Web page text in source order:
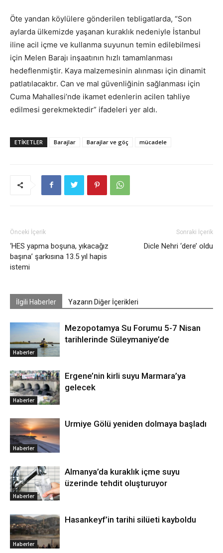
Öte yandan köylülere gönderilen tebligatlarda, “Son
aylarda ülkemizde yaşanan kuraklık nedeniyle İstanbul
iline acil içme ve kullanma suyunun temin edilebilmesi
için Melen Barajı inşaatının hızlı tamamlanması
hedeflenmiştir. Kaya malzemesinin alınması için dinamit
patlatılacaktır. Can ve mal güvenliğinin sağlanması için
Cuma Mahallesi’nde ikamet edenlerin acilen tahliye
edilmesi gerekmektedir” ifadeleri yer aldı.
ETIKETLER Barajlar Barajlar ve göç mücadele
Önceki İçerik
‘HES yapma boşuna, yıkacağız
başına’ şarkısına 13.5 yıl hapis
istemi
Sonraki İçerik
Dicle Nehri ‘dere’ oldu
İlgili Haberler Yazarın Diğer İçerikleri
Haberler
Mezopotamya Su Forumu 5-7 Nisan
tarihlerinde Süleymaniye’de
Haberler
Ergene’nin kirli suyu Marmara’ya
gelecek
Haberler
Urmiye Gölü yeniden dolmaya başladı
Haberler
Almanya’da kuraklık içme suyu
üzerinde tehdit oluşturuyor
Haberler
Hasankeyf’in tarihi silüeti kayboldu